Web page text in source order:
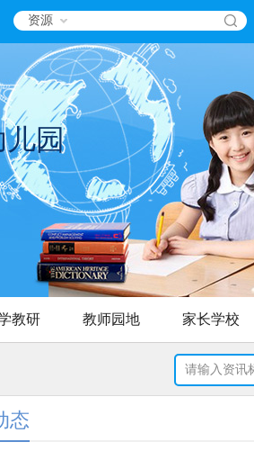
资源
儿园
教研 教师园地 家长学校
态